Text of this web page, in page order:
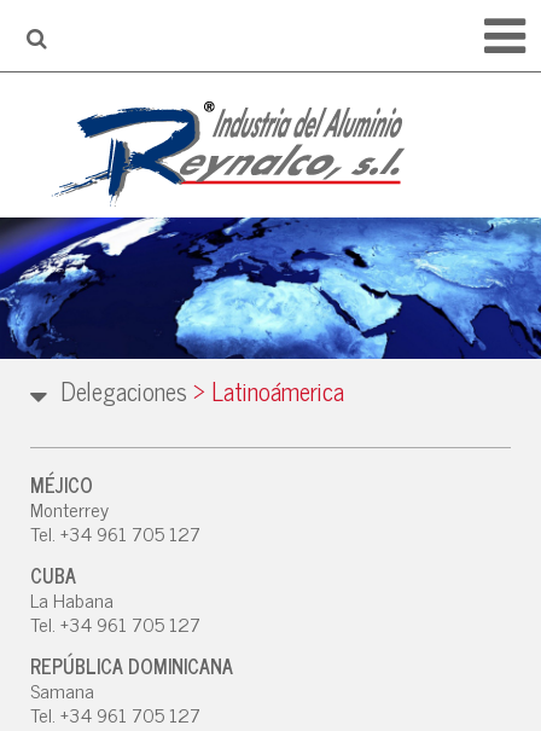
Delegaciones> Latinoámerica
MÉJICO
Monterrey
Tel. +34 961 705 127
CUBA
La Habana
Tel. +34 961 705 127
REPÚBLICA DOMINICANA
Samana
Tel. +34 961 705 127